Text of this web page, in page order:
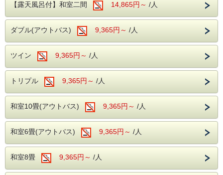
----温泉----
露天風呂を併設した大浴場が2か所あり、広々とした大浴場
をお楽しみいただけます。
滑らかな泉質の温泉がご好評いただいており、湯治の宿とし
てもご利用いただいております。
旅の疲れを癒すひとときをお過ごしください。
----ご夕食----
ンにてお楽しみいただけます。
ソフトドリンク・アルコールが飲み放題！
認下さい。
をお過ごしください。
■プラン特典
伊豆ぐらんぱる公園 入園チケット付き
※入場券の事前送付等はおこなっておりません。
※幼児様のチケットは4歳以上となりますので、3歳の幼児
様がいるグループにつきましては、ホテルにご連絡をお願い
致します。
■アクセス
【露天風呂付】和室二間 14,865円～ /人
ダブル(アウトバス) 9,365円～ /人
ツイン 9,365円～ /人
トリプル 9,365円～ /人
和室10畳(アウトバス) 9,365円～ /人
和室6畳(アウトバス) 9,365円～ /人
和室8畳 9,365円～ /人